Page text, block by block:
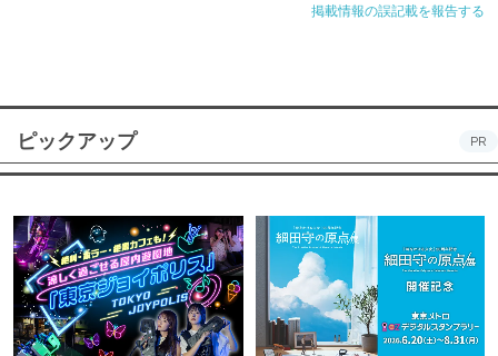
掲載情報の誤記載を報告する
ピックアップ PR